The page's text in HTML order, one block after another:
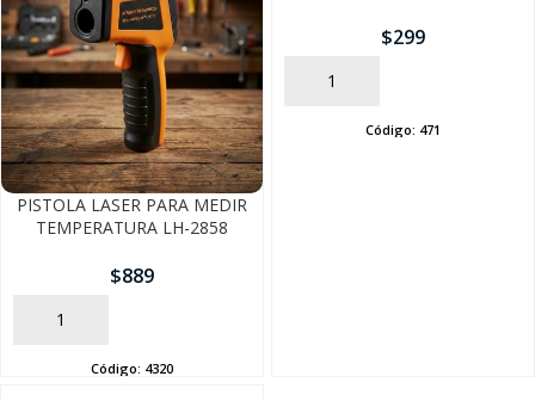
PISTOLA LASER PARA MEDIR
TEMPERATURA LH-2858
$889
AÑADIR
Código: 4320
$299
AÑADIR
Código: 471
SEGUÍ COMPRANDO
FINALIZÁ TU COMPRA